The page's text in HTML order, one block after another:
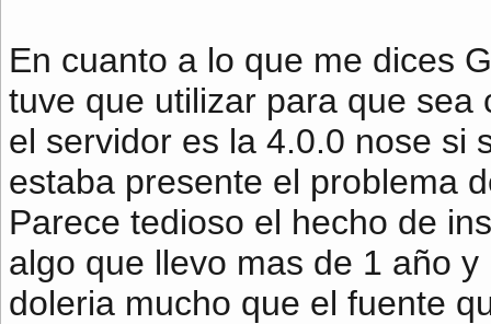
En cuanto a lo que me dices
tuve que utilizar para que
el servidor es la 4.0.0 nose si
estaba presente el problema
Parece tedioso el hecho de
algo que llevo mas de 1 año
doleria mucho que el fuente